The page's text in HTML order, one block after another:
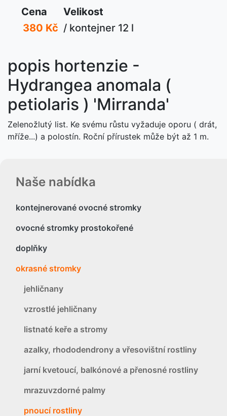
Naše nabídka
kontejnerované ovocné stromky
ovocné stromky prostokořené
doplňky
okrasné stromky
jehličnany
vzrostlé jehličnany
listnaté keře a stromy
azalky, rhododendrony a vřesovištní rostliny
jarní kvetoucí, balkónové a přenosné rostliny
mrazuvzdorné palmy
pnoucí rostliny
Cena
Velikost
380 Kč / kontejner 12 l
popis hortenzie -
Hydrangea anomala (
petiolaris ) 'Mirranda'
Zelenožlutý list. Ke svému růstu vyžaduje oporu ( drát,
mříže...) a polostín. Roční přírustek může být až 1 m.